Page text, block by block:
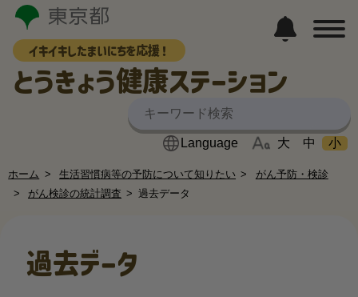
イキイキしたまいにちを応援！
とうきょう健康ステーション
大 中 小
ホーム 生活習慣病等の予防について知りたい
がん予防・検診
がん検診の統計調査
過去データ
過去データ